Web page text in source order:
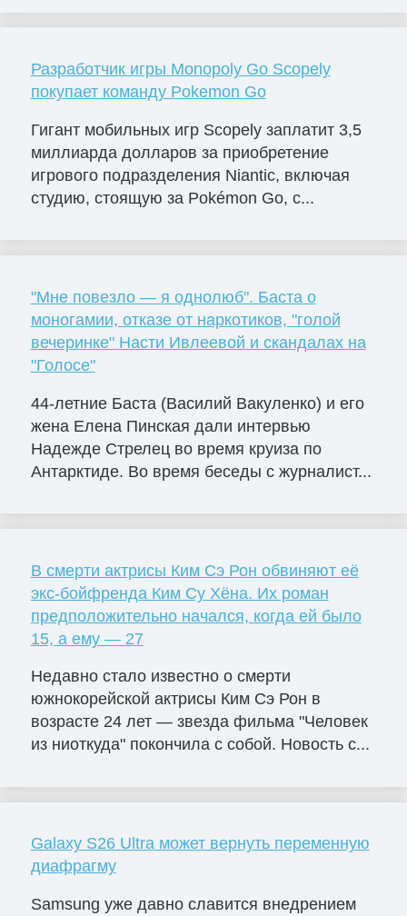
Разработчик игры Monopoly Go Scopely
покупает команду Pokemon Go
Гигант мобильных игр Scopely заплатит 3,5
миллиарда долларов за приобретение
игрового подразделения Niantic, включая
студию, стоящую за Pokémon Go, с...
"Мне повезло — я однолюб". Баста о
моногамии, отказе от наркотиков, "голой
вечеринке" Насти Ивлеевой и скандалах на
"Голосе"
44-летние Баста (Василий Вакуленко) и его
жена Елена Пинская дали интервью
Надежде Стрелец во время круиза по
Антарктиде. Во время беседы с журналист...
В смерти актрисы Ким Сэ Рон обвиняют её
экс-бойфренда Ким Су Хёна. Их роман
предположительно начался, когда ей было
15, а ему — 27
Недавно стало известно о смерти
южнокорейской актрисы Ким Сэ Рон в
возрасте 24 лет — звезда фильма "Человек
из ниоткуда" покончила с собой. Новость с...
Galaxy S26 Ultra может вернуть переменную
диафрагму
Samsung уже давно славится внедрением